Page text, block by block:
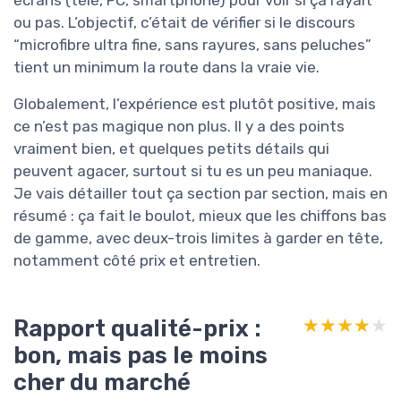
ou pas. L’objectif, c’était de vérifier si le discours
“microfibre ultra fine, sans rayures, sans peluches”
tient un minimum la route dans la vraie vie.
Globalement, l’expérience est plutôt positive, mais
ce n’est pas magique non plus. Il y a des points
vraiment bien, et quelques petits détails qui
peuvent agacer, surtout si tu es un peu maniaque.
Je vais détailler tout ça section par section, mais en
résumé : ça fait le boulot, mieux que les chiffons bas
de gamme, avec deux-trois limites à garder en tête,
notamment côté prix et entretien.
Rapport qualité-prix :
bon, mais pas le moins
cher du marché
★★★★★
★★★★★